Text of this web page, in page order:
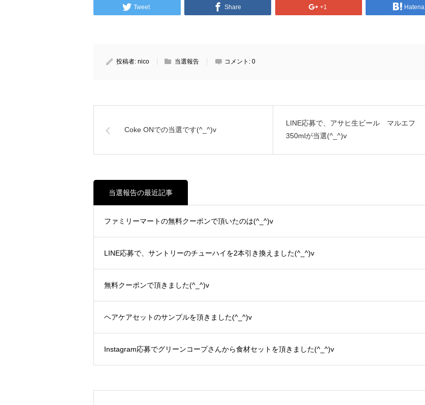
Tweet Share +1 Hatena
投稿者: nico 当選報告 コメント: 0
Coke ONでの当選です(^_^)v
LINE応募で、アサヒ生ビール マルエフ
350mlが当選(^_^)v
当選報告の最近記事
ファミリーマートの無料クーポンで頂いたのは(^_^)v
LINE応募で、サントリーのチューハイを2本引き換えました(^_^)v
無料クーポンで頂きました(^_^)v
ヘアケアセットのサンプルを頂きました(^_^)v
Instagram応募でグリーンコープさんから食材セットを頂きました(^_^)v